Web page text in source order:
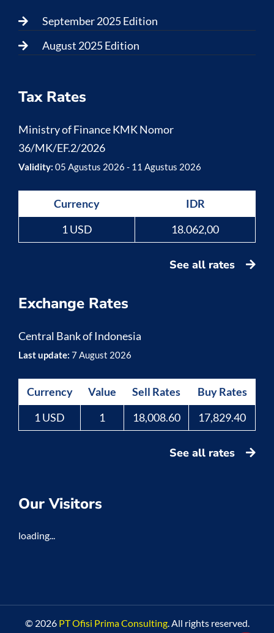
September 2025 Edition
August 2025 Edition
Tax Rates
Ministry of Finance KMK Nomor
36/MK/EF.2/2026
Validity: 05 Agustus 2026 - 11 Agustus 2026
Currency
IDR
1 USD
18.062,00
See all rates
Exchange Rates
Central Bank of Indonesia
Last update: 7 August 2026
Currency Value Sell Rates
Buy Rates
1 USD
1 18,008.60 17,829.40
See all rates
Our Visitors
loading...
© 2026 PT Ofisi Prima Consulting. All rights reserved.